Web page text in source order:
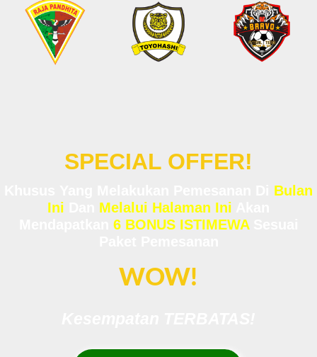
SPECIAL OFFER!
Bulan
Ini
Melalui Halaman Ini
6 BONUS ISTIMEWASesuai
WOW!